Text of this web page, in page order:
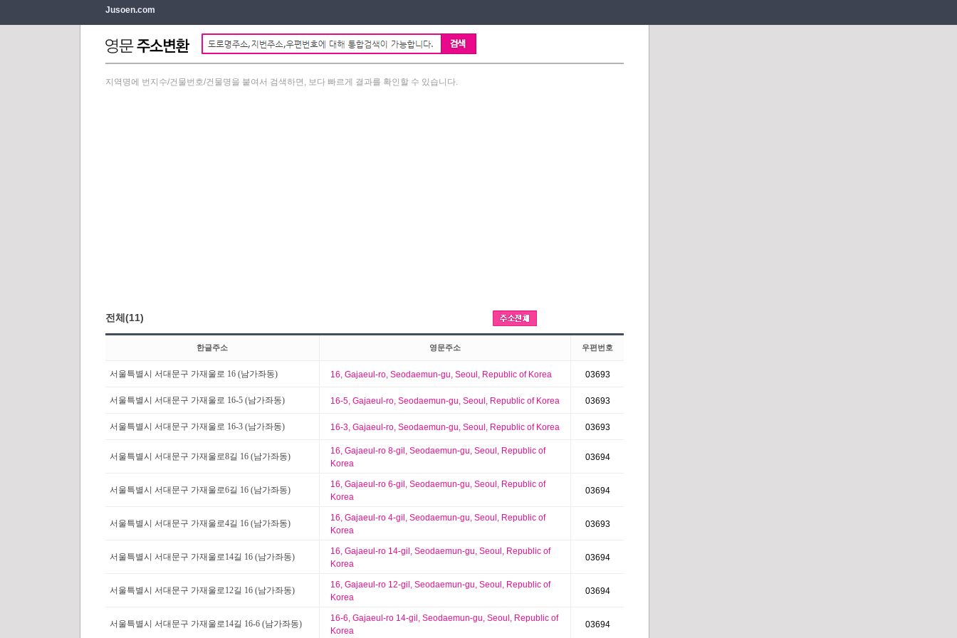
Jusoen.com
지역명에 번지수/건물번호/건물명을 붙여서 검색하면, 보다 빠르게 결과를 확인할 수 있습니다.
전체(11)
도로명주소
한글주소 영문주소 우편번호
서울특별시 서대문구 가재울로 16 (남가좌동) 16, Gajaeul-ro, Seodaemun-gu, Seoul, Republic of Korea 03693
서울특별시 서대문구 가재울로 16-5 (남가좌동) 16-5, Gajaeul-ro, Seodaemun-gu, Seoul, Republic of Korea 03693
서울특별시 서대문구 가재울로 16-3 (남가좌동) 16-3, Gajaeul-ro, Seodaemun-gu, Seoul, Republic of Korea 03693
서울특별시 서대문구 가재울로8길 16 (남가좌동)
16, Gajaeul-ro 8-gil, Seodaemun-gu, Seoul, Republic of
Korea
03694
서울특별시 서대문구 가재울로6길 16 (남가좌동)
16, Gajaeul-ro 6-gil, Seodaemun-gu, Seoul, Republic of
Korea
03694
서울특별시 서대문구 가재울로4길 16 (남가좌동)
16, Gajaeul-ro 4-gil, Seodaemun-gu, Seoul, Republic of
Korea
03693
서울특별시 서대문구 가재울로14길 16 (남가좌동)
16, Gajaeul-ro 14-gil, Seodaemun-gu, Seoul, Republic of
Korea
03694
서울특별시 서대문구 가재울로12길 16 (남가좌동)
16, Gajaeul-ro 12-gil, Seodaemun-gu, Seoul, Republic of
Korea
03694
서울특별시 서대문구 가재울로14길 16-6 (남가좌동)
16-6, Gajaeul-ro 14-gil, Seodaemun-gu, Seoul, Republic of
Korea
03694